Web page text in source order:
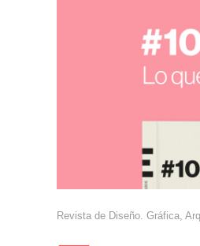
Revista de Diseño. Gráfica,